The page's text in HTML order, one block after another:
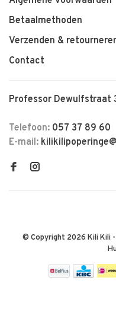
Betaalmethoden
Verzenden &
Contact
Professor Dewulfstraat
Telefoon: 057 37 89 60
E-mail:
© Copyright 2026 Kili Kili